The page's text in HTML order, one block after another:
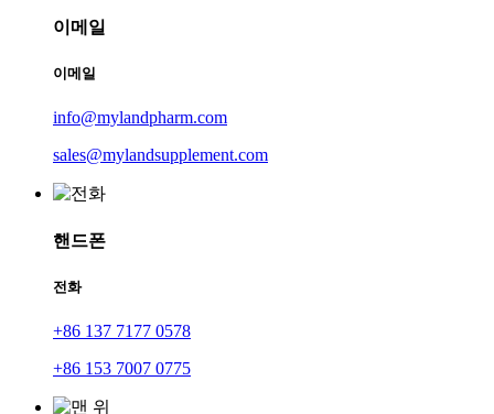
이메일
이메일
info@mylandpharm.com
sales@mylandsupplement.com
핸드폰
전화
+86 137 7177 0578
+86 153 7007 0775